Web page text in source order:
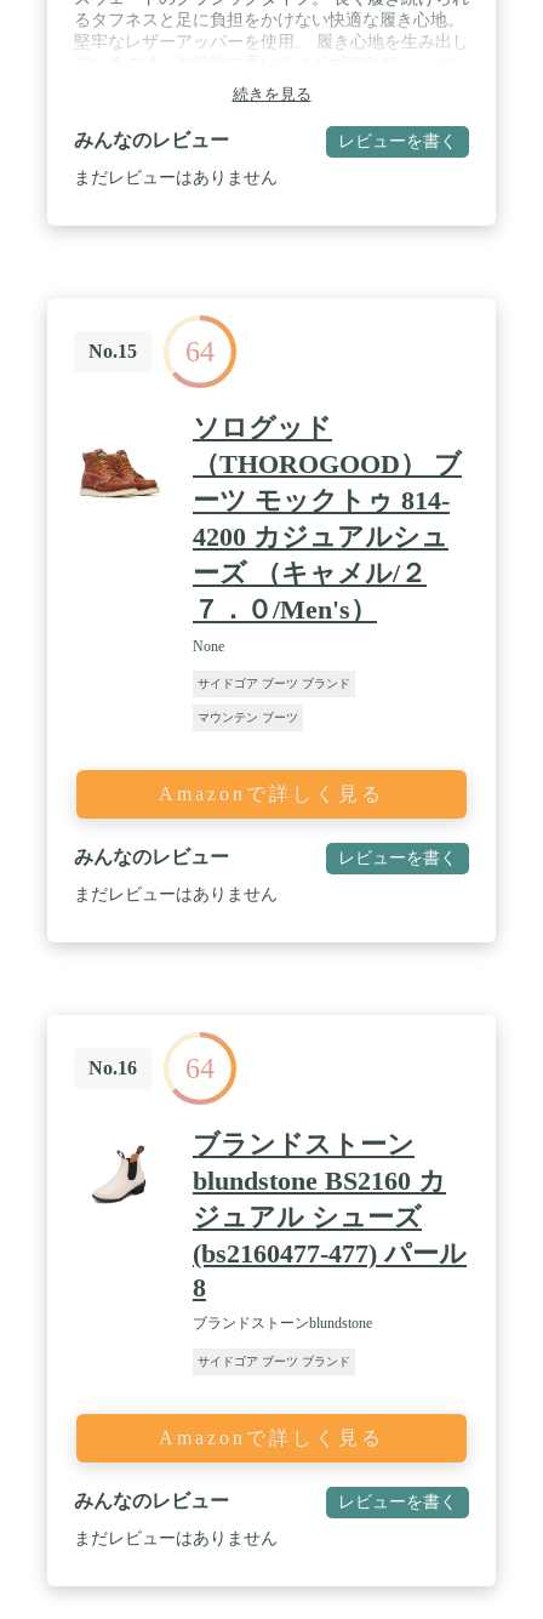
るタフネスと足に負担をかけない快適な履き心地。
堅牢なレザーアッパーを使用。 履き心地を生み出し
性・グリップ性に富んだソール。 / アッパー：スウ
ェード / アウトソール：TPU / ※天然皮革の部分に
より、左右もしくは片足においての外側、内側で革
の質感の異なる場合や革の性質上シワやキズがある
場合がございます。 また、アウトソールに気泡が内
続きを見る
みんなのレビュー レビューを書く
まだレビューはありません
No.15 64
ソログッド
（THOROGOOD） ブ
ーツ モックトゥ 814-
4200 カジュアルシュ
ーズ （キャメル/２
７．０/Men's）
None
サイドゴア ブーツ ブランド
マウンテン ブーツ
Amazonで詳しく見る
みんなのレビュー レビューを書く
まだレビューはありません
No.16 64
ブランドストーン
blundstone BS2160 カ
ジュアル シューズ
(bs2160477-477) パール
8
ブランドストーンblundstone
サイドゴア ブーツ ブランド
Amazonで詳しく見る
みんなのレビュー レビューを書く
まだレビューはありません